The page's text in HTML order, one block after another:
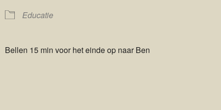
Educatie
Bellen 15 min voor het einde op naar Ben